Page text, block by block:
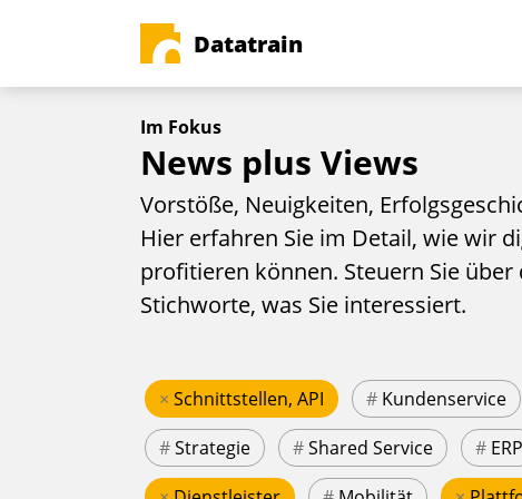
Datatrain
Im Fokus
News plus Views
Vorstöße, Neuigkeiten,
Hier erfahren Sie im Detail, wie wir
profitieren können. Steuern Sie über
Stichworte, was Sie interessiert.
× Schnittstellen, API # Kundenservice
#Strategie #Shared Service # ERP